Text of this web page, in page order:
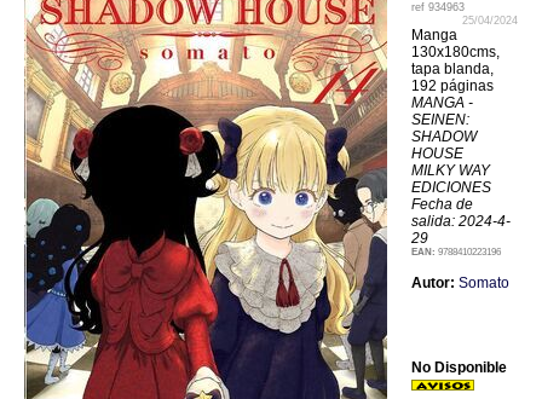
ref 934963
25/04/2024
Manga
130x180cms,
tapa blanda,
192 páginas
MANGA -
SEINEN:
SHADOW
HOUSE
MILKY WAY
EDICIONES
Fecha de
salida: 2024-4-
29
EAN: 9788410223196
Autor: Somato
No Disponible